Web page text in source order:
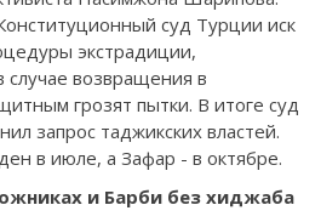
суд Турции иск
экстрадиции,
случае возвращения в
грозят пытки. В итоге суд
запрос таджикских властей.
в июле, а Зафар - в октябре.
и Барби без хиджаба